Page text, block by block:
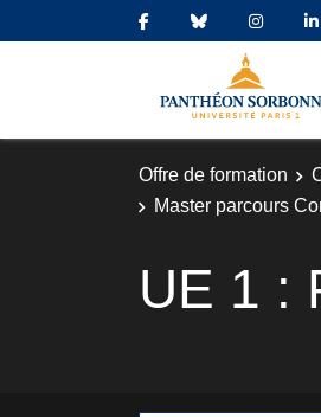
Offre de formation
Master parcours
UE 1 :